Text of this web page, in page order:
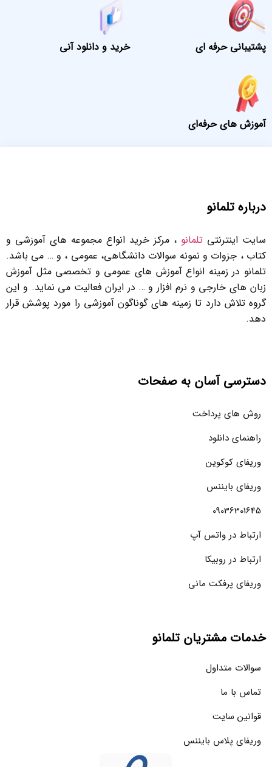
پشتیبانی حرفه ای خرید و دانلود آنی
آموزش های حرفه‌ای
درباره تلمانو
سایت اینترنتی تلمانو ، مرکز خرید انواع مجموعه های آموزشی و
کتاب ، جزوات و نمونه سوالات دانشگاهی، عمومی ، و … می باشد.
تلمانو در زمینه انواع آموزش های عمومی و تخصصی مثل آموزش
زبان های خارجی و نرم افزار و … در ایران فعالیت می نماید. و این
گروه تلاش دارد تا زمینه های گوناگون آموزشی را مورد پوشش قرار
دهد.
دسترسی آسان به صفحات
روش های پرداخت
راهنمای دانلود
وریفای کوکوین
وریفای بایننس
09036301645
ارتباط در واتس آپ
ارتباط در روبیکا
وریفای پرفکت مانی
خدمات مشتریان تلمانو
سوالات متداول
تماس با ما
قوانین سایت
وریفای پلاس بایننس